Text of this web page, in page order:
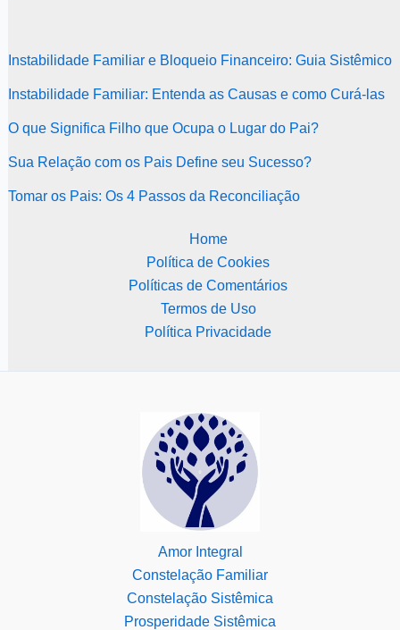
Instabilidade Familiar e Bloqueio Financeiro: Guia Sistêmico
Instabilidade Familiar: Entenda as Causas e como Curá-las
O que Significa Filho que Ocupa o Lugar do Pai?
Sua Relação com os Pais Define seu Sucesso?
Tomar os Pais: Os 4 Passos da Reconciliação
Home
Política de Cookies
Políticas de Comentários
Termos de Uso
Política Privacidade
Amor Integral
Constelação Familiar
Constelação Sistêmica
Prosperidade Sistêmica